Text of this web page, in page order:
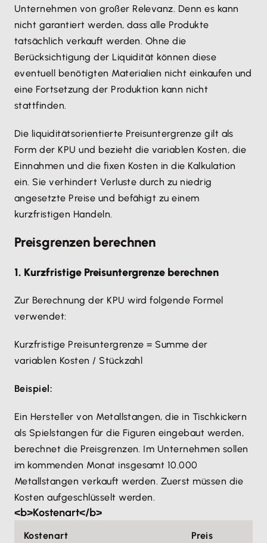
Unternehmen von großer Relevanz. Denn es kann
nicht garantiert werden, dass alle Produkte
tatsächlich verkauft werden. Ohne die
Berücksichtigung der Liquidität können diese
eventuell benötigten Materialien nicht einkaufen und
eine Fortsetzung der Produktion kann nicht
stattfinden.
Die liquiditätsorientierte Preisuntergrenze gilt als
Form der KPU und bezieht die variablen Kosten, die
Einnahmen und die fixen Kosten in die Kalkulation
ein. Sie verhindert Verluste durch zu niedrig
angesetzte Preise und befähigt zu einem
kurzfristigen Handeln.
Preisgrenzen berechnen
1. Kurzfristige Preisuntergrenze berechnen
Zur Berechnung der KPU wird folgende Formel
verwendet:
Kurzfristige Preisuntergrenze = Summe der
variablen Kosten / Stückzahl
Beispiel:
Ein Hersteller von Metallstangen, die in Tischkickern
als Spielstangen für die Figuren eingebaut werden,
berechnet die Preisgrenzen. Im Unternehmen sollen
im kommenden Monat insgesamt 10.000
Metallstangen verkauft werden. Zuerst müssen die
Kosten aufgeschlüsselt werden.
<b>Kostenart</b>
Kostenart Preis